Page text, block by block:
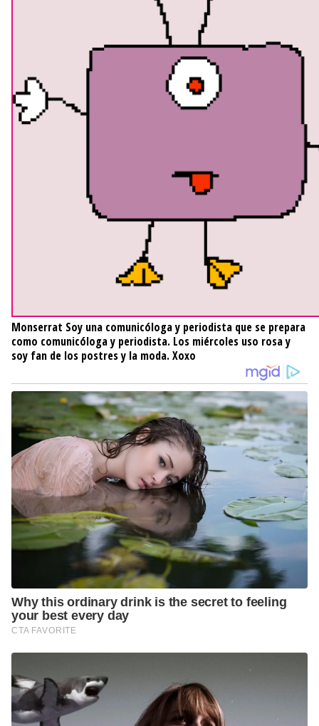
Monserrat Soy una comunicóloga y periodista que se prepara
como comunicóloga y periodista. Los miércoles uso rosa y
soy fan de los postres y la moda. Xoxo